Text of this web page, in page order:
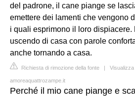
del padrone, il cane piange se
emettere dei lamenti che vengono
i quali esprimono il loro
uscendo di casa con parole
anche tornando a casa.
Richiesta di rimozione della fonte |
amoreaquattrozampe.it
Perché il mio cane piange e